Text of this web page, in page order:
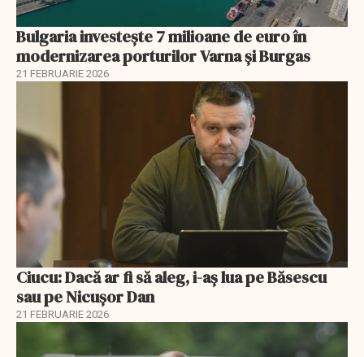
Bulgaria investește 7 milioane de euro în
modernizarea porturilor Varna și Burgas
21 FEBRUARIE 2026
Ciucu: Dacă ar fi să aleg, i-aș lua pe Băsescu
sau pe Nicușor Dan
21 FEBRUARIE 2026